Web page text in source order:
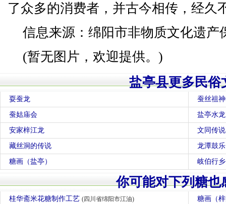
了众多的消费者，并古今相传，经久
信息来源：绵阳市非物质文化遗产
(暂无图片，欢迎提供。)
盐亭县更多民俗
耍蚕龙 蚕丝祖
蚕姑庙会 盐亭水龙
安家梓江龙 文同传说
藏丝洞的传说 龙潭鼓乐
糖画（盐亭） 岐伯行
你可能对下列糖也
桂华斋米花糖制作工艺 (四川省绵阳市江油) 糖画（